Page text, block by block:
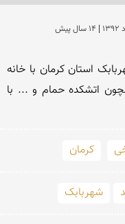
کرمان
شهربابک